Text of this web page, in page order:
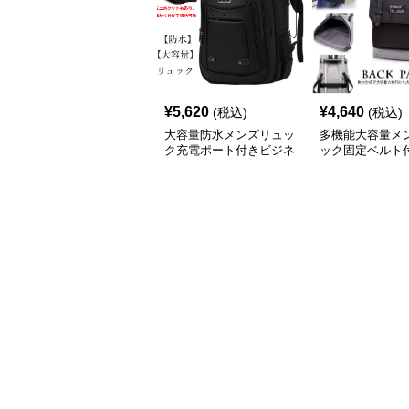
¥5,620 (税込)
大容量防水メンズリュッ
ク充電ポート付きビジネ
¥4,640 (税込)
多機能大容量メ
ック固定ベルト